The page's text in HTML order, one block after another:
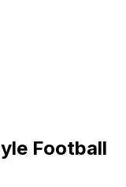
Football